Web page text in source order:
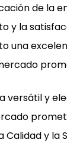
de la
y la
una
versátil y
y la